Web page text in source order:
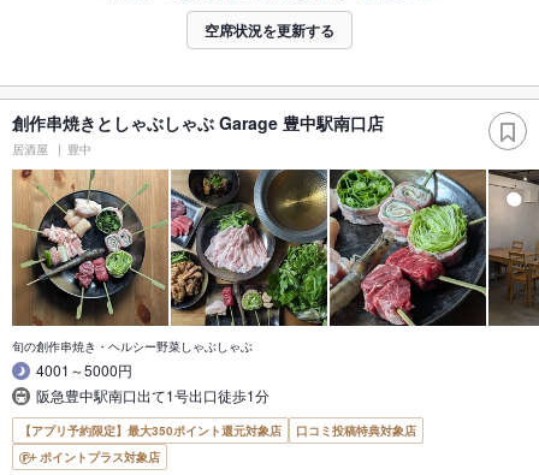
空席状況を更新する
創作串焼きとしゃぶしゃぶ Garage 豊中駅南口店
居酒屋 豊中
旬の創作串焼き・ヘルシー野菜しゃぶしゃぶ
4001～5000円
阪急豊中駅南口出て1号出口徒歩1分
【アプリ予約限定】最大350ポイント還元対象店
口コミ投稿特典対象店
ポイントプラス対象店